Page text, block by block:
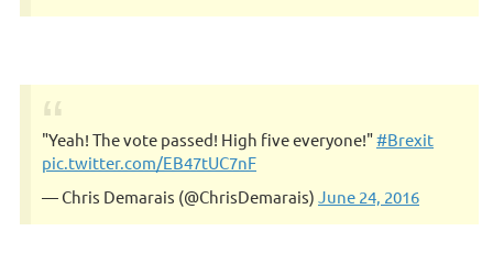
"Yeah! The vote passed! High five everyone!"#Brexit
pic.twitter.com/EB47tUC7nF
— Chris Demarais (@ChrisDemarais) June 24, 2016